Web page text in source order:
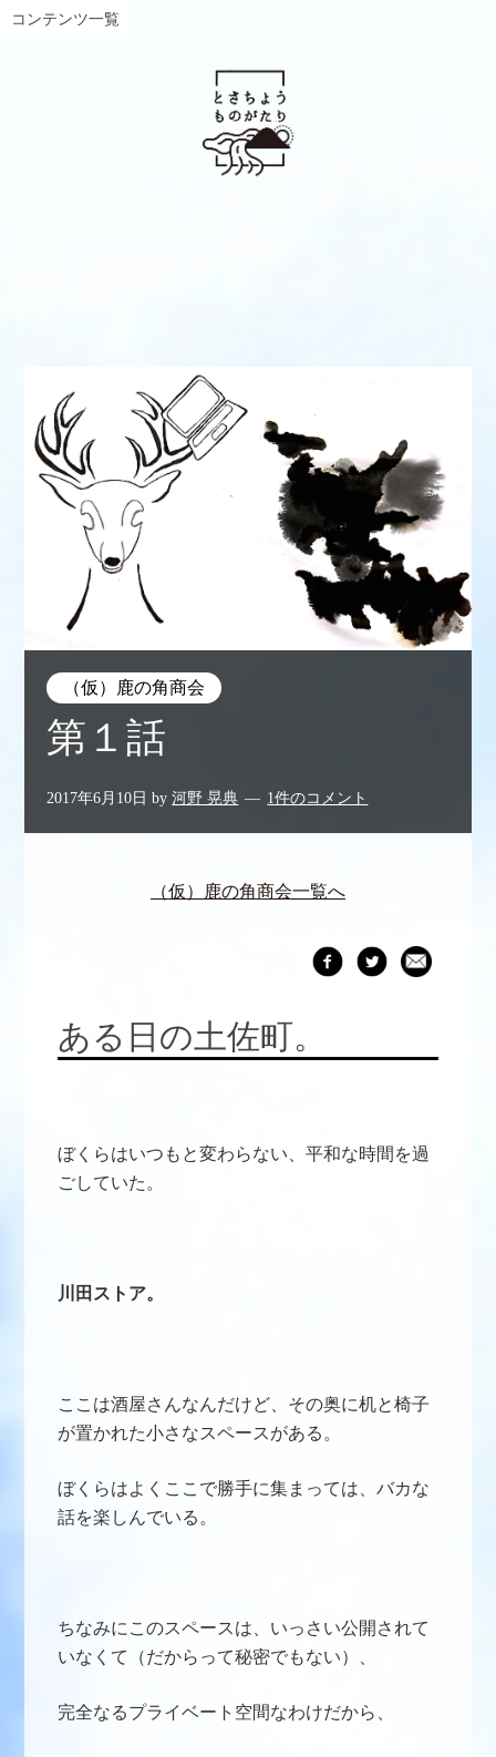
コンテンツ一覧
（仮）鹿の角商会
第１話
2017年6月10日 by河野 晃典 1件のコメント
（仮）鹿の角商会一覧へ
ある日の土佐町。
ぼくらはいつもと変わらない、平和な時間を過
ごしていた。
川田ストア。
ここは酒屋さんなんだけど、その奥に机と椅子
が置かれた小さなスペースがある。
ぼくらはよくここで勝手に集まっては、バカな
話を楽しんでいる。
ちなみにこのスペースは、いっさい公開されて
いなくて（だからって秘密でもない）、
完全なるプライベート空間なわけだから、